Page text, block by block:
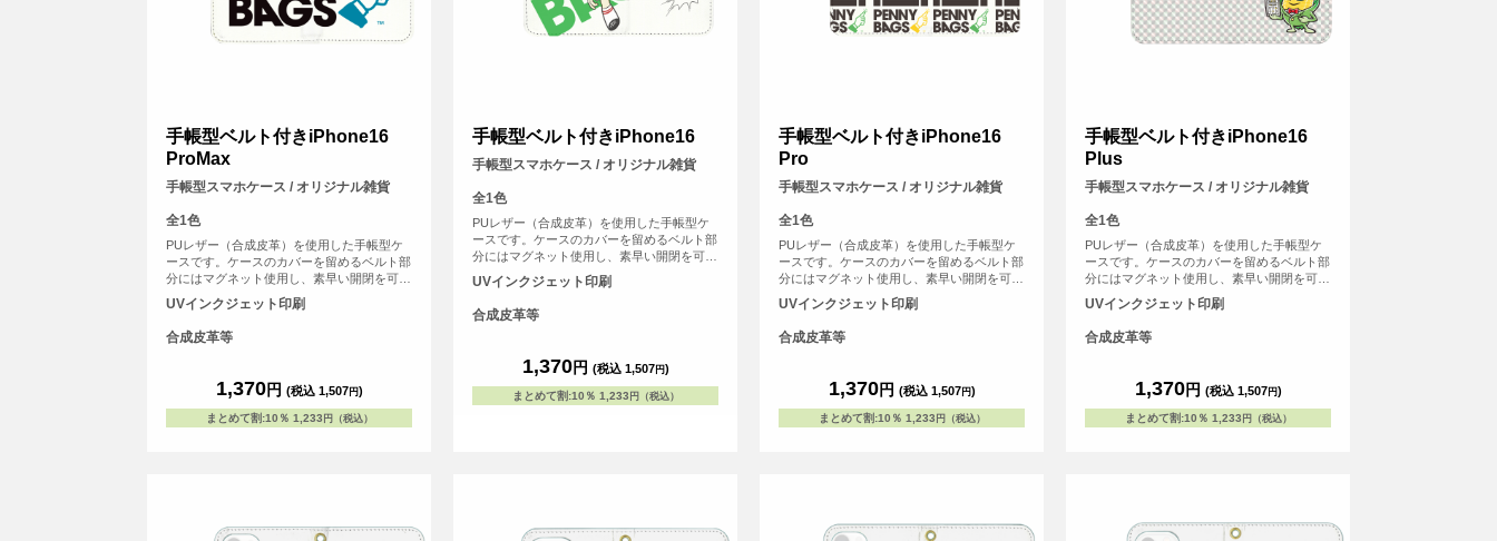
手帳型ベルト付きiPhone16
ProMax
手帳型スマホケース / オリジナル雑貨
全1色
PUレザー（合成皮革）を使用した手帳型ケ
ースです。ケースのカバーを留めるベルト部
分にはマグネット使用し、素早い開閉を可能
にしました。内側には交通系ICカードや身分
証などが収納可能なカード用のスリットがは
いっています。
UVインクジェット印刷
合成皮革等
1,370円 (税込 1,507円)
まとめて割:10％ 1,233 円（税込）
手帳型ベルト付きiPhone16
手帳型スマホケース / オリジナル雑貨
全1色
PUレザー（合成皮革）を使用した手帳型ケ
ースです。ケースのカバーを留めるベルト部
分にはマグネット使用し、素早い開閉を可能
にしました。内側には交通系ICカードや身分
証などが収納可能なカード用のスリットがは
いっています。
UVインクジェット印刷
合成皮革等
1,370円 (税込 1,507円)
まとめて割:10％ 1,233 円（税込）
手帳型ベルト付きiPhone16
Pro
手帳型スマホケース / オリジナル雑貨
全1色
PUレザー（合成皮革）を使用した手帳型ケ
ースです。ケースのカバーを留めるベルト部
分にはマグネット使用し、素早い開閉を可能
にしました。内側には交通系ICカードや身分
証などが収納可能なカード用のスリットがは
いっています。
UVインクジェット印刷
合成皮革等
1,370円 (税込 1,507円)
まとめて割:10％ 1,233 円（税込）
手帳型ベルト付きiPhone16
Plus
手帳型スマホケース / オリジナル雑貨
全1色
PUレザー（合成皮革）を使用した手帳型ケ
ースです。ケースのカバーを留めるベルト部
分にはマグネット使用し、素早い開閉を可能
にしました。内側には交通系ICカードや身分
証などが収納可能なカード用のスリットがは
いっています。
UVインクジェット印刷
合成皮革等
1,370円 (税込 1,507円)
まとめて割:10％ 1,233 円（税込）